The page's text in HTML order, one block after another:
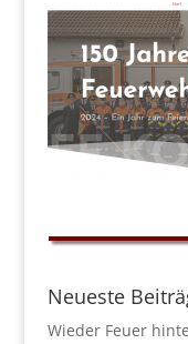
Neueste
Wieder Feuer